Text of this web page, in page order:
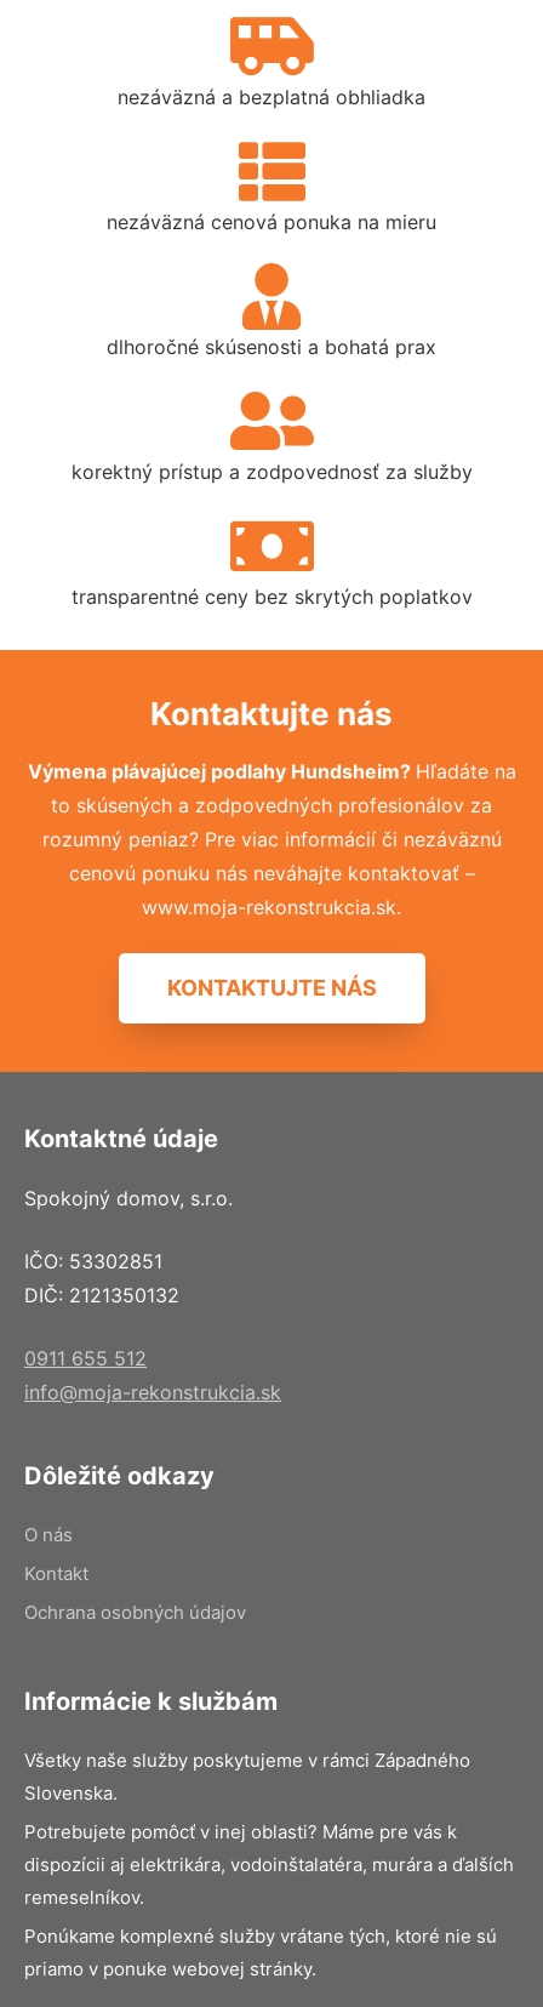
nezáväzná a bezplatná obhliadka
nezáväzná cenová ponuka na mieru
dlhoročné skúsenosti a bohatá prax
korektný prístup a zodpovednosť za služby
transparentné ceny bez skrytých poplatkov
Kontaktujte nás
Výmena plávajúcej podlahy Hundsheim? Hľadáte na
to skúsených a zodpovedných profesionálov za
rozumný peniaz? Pre viac informácií či nezáväznú
cenovú ponuku nás neváhajte kontaktovať –
www.moja-rekonstrukcia.sk.
KONTAKTUJTE NÁS
Kontaktné údaje
Spokojný domov, s.r.o.
IČO: 53302851
DIČ: 2121350132
0911 655 512
info@moja-rekonstrukcia.sk
Dôležité odkazy
O nás
Kontakt
Ochrana osobných údajov
Informácie k službám
Všetky naše služby poskytujeme v rámci Západného
Slovenska.
Potrebujete pomôcť v inej oblasti? Máme pre vás k
dispozícii aj elektrikára, vodoinštalatéra, murára a ďalších
remeselníkov.
Ponúkame komplexné služby vrátane tých, ktoré nie sú
priamo v ponuke webovej stránky.